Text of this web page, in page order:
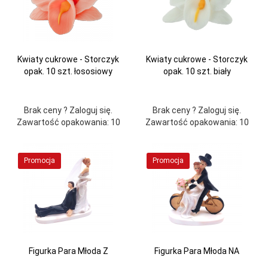
Kwiaty cukrowe - Storczyk
opak. 10 szt. łososiowy
Brak ceny ? Zaloguj się.
Zawartość opakowania: 10
Kwiaty cukrowe - Storczyk
opak. 10 szt. biały
Brak ceny ? Zaloguj się.
Zawartość opakowania: 10
Promocja
Figurka Para Młoda Z
Promocja
Figurka Para Młoda NA